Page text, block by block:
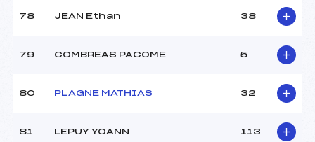
78 JEAN Ethan 38
79 COMBREAS PACOME 5
80 PLAGNE MATHIAS 32
81 LEPUY YOANN 113